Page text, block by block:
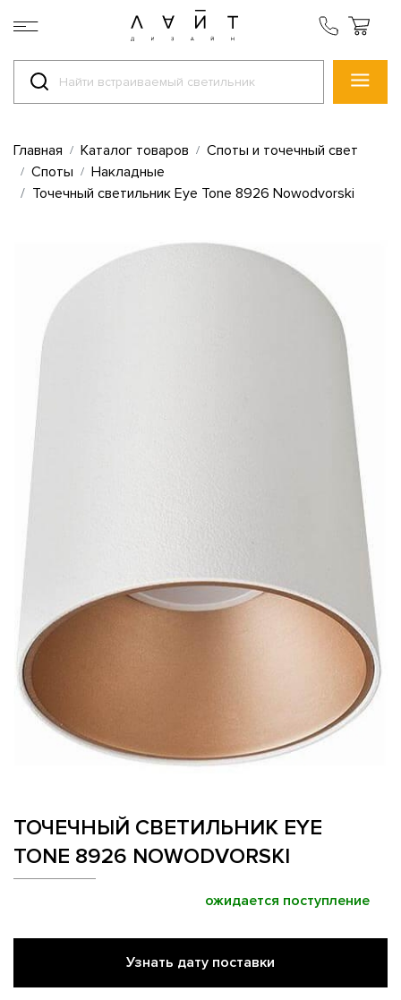
Главная Каталог товаров
Споты и точечный свет
Споты
Накладные
Точечный светильник Eye Tone 8926 Nowodvorski
ТОЧЕЧНЫЙ СВЕТИЛЬНИК EYE
TONE 8926 NOWODVORSKI
ожидается поступление
Узнать дату поставки